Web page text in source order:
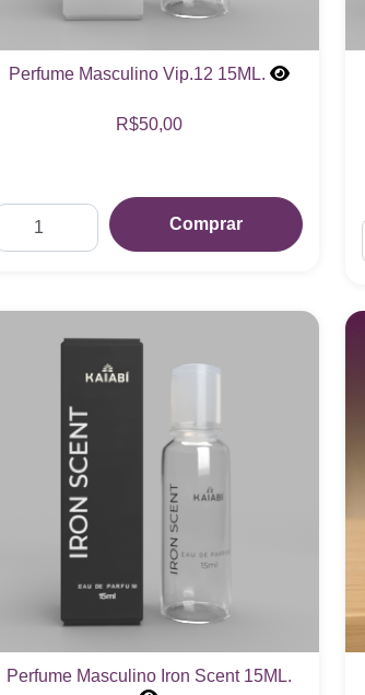
Perfume Masculino Vip.12 15ML.
R$50,00
Comprar
Perfume Masculino Iron Scent 15ML.